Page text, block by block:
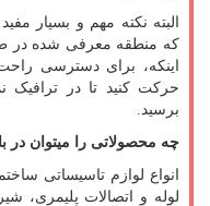
البته نکته مهم و بسیار
که منطقه معرفی شده در
اینکه، برای دسترسی
حرکت کنید تا در ترافیک
برسید.
چه محصولاتی را میتوان در
انواع لوازم تاسیساتی
لوله و اتصالات پلیمری،